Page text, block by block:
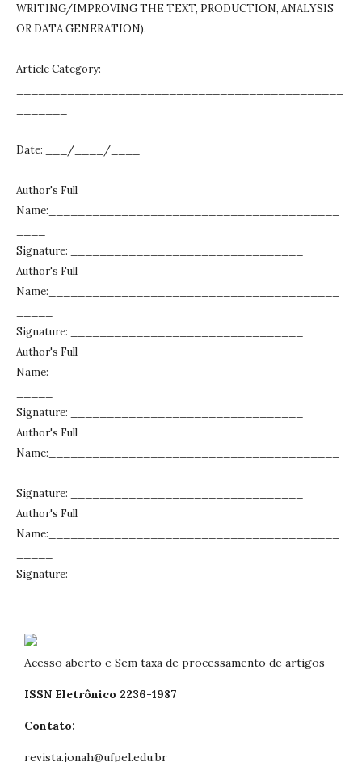
WRITING/IMPROVING THE TEXT, PRODUCTION, ANALYSIS
OR DATA GENERATION).
Article Category:
Date: ___/____/____
Author's Full
Name:________________________________________
Signature: ________________________________
Author's Full
Name:________________________________________
Signature: ________________________________
Author's Full
Name:________________________________________
Signature: ________________________________
Author's Full
Name:________________________________________
Signature: ________________________________
Author's Full
Name:________________________________________
Signature: ________________________________
Acesso aberto e Sem taxa de processamento de artigos
ISSN Eletrônico 2236-1987
Contato:
revista.jonah@ufpel.edu.br